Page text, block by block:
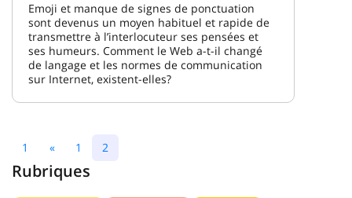
Emoji et manque de signes de ponctuation
sont devenus un moyen habituel et rapide de
transmettre à l’interlocuteur ses pensées et
ses humeurs. Comment le Web a-t-il changé
de langage et les normes de communication
sur Internet, existent-elles?
1 « 1 2
Rubriques